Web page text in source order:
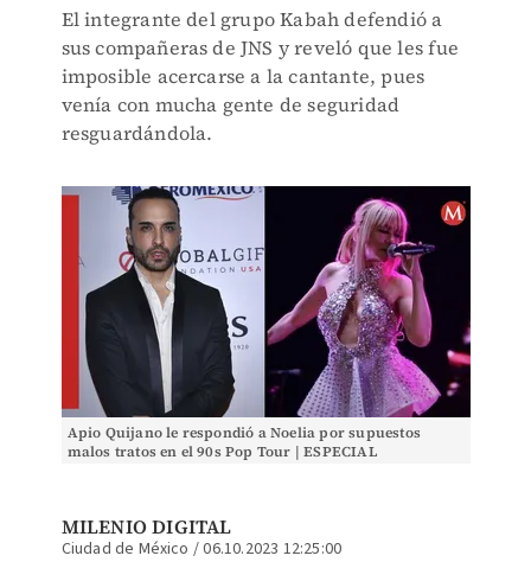
El integrante del grupo Kabah defendió a
sus compañeras de JNS y reveló que les fue
imposible acercarse a la cantante, pues
venía con mucha gente de seguridad
resguardándola.
Apio Quijano le respondió a Noelia por supuestos
malos tratos en el 90s Pop Tour | ESPECIAL
MILENIO DIGITAL
Ciudad de México /06.10.2023 12:25:00